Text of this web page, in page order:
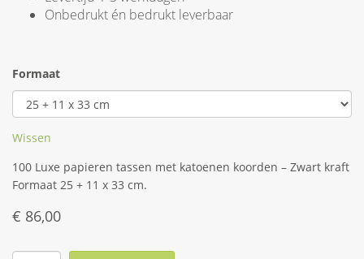
Onbedrukt én bedrukt leverbaar
Formaat
Wissen
100 Luxe papieren tassen met katoenen koorden – Zwart kraft
Formaat 25 + 11 x 33 cm.
€ 86,00